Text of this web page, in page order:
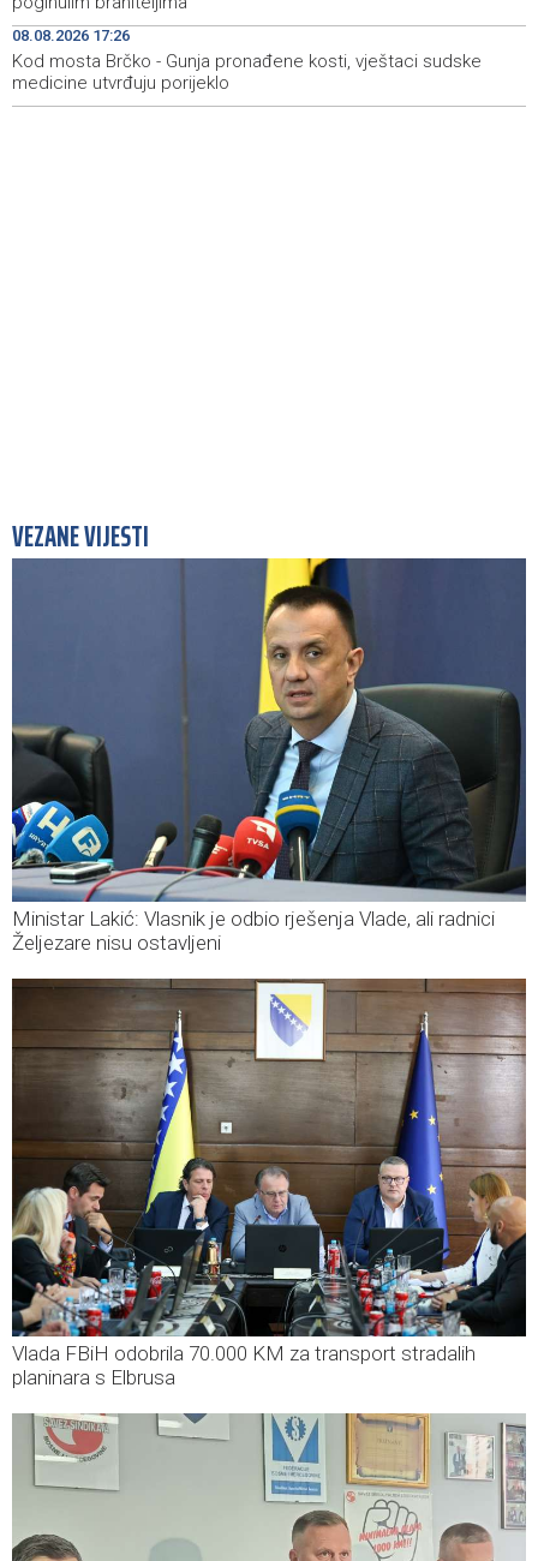
20:15
Tomislavgrad: Veterani Vojne policije HVO-a odali
počast poginulim braniteljima
08.08.2026 17:26
Kod mosta Brčko - Gunja pronađene kosti, vještaci sudske
medicine utvrđuju porijeklo
VEZANE VIJESTI
Ministar Lakić: Vlasnik je odbio rješenja Vlade, ali radnici
Željezare nisu ostavljeni
Vlada FBiH odobrila 70.000 KM za transport stradalih
planinara s Elbrusa